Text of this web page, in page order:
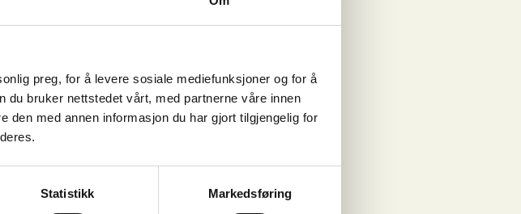
preg, for å levere sosiale mediefunksjoner og for å
bruker nettstedet vårt, med partnerne våre innen
den med annen informasjon du har gjort tilgjengelig for
Statistikk Markedsføring